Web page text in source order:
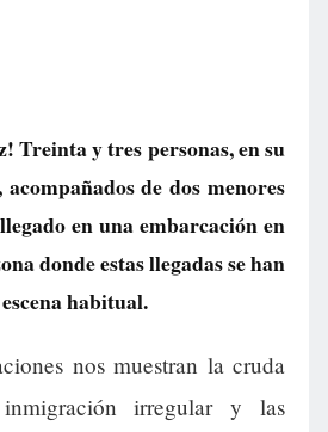
Treinta y tres personas, en su
de dos menores
en una embarcación en
donde estas llegadas se han
habitual.
nos muestran la cruda
irregular y las